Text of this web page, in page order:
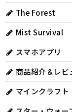
The Forest
Mist Survival
スマホアプリ
商品紹介＆レビ
マインクラフ